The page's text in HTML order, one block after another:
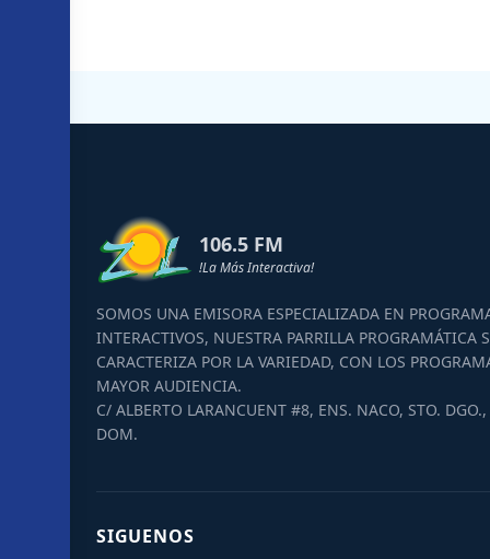
106.5 FM
!La Más Interactiva!
SOMOS UNA EMISORA ESPECIALIZADA EN
INTERACTIVOS, NUESTRA PARRILLA PROGRAMÁTICA
CARACTERIZA POR LA VARIEDAD, CON LOS
MAYOR AUDIENCIA.
C/ ALBERTO LARANCUENT #8, ENS. NACO, STO. DGO.,
DOM.
SIGUENOS